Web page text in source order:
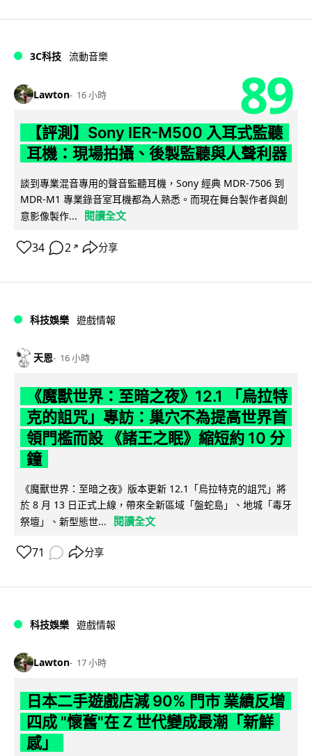
3C科技 流動音樂
Lawton 16 小時 89
【評測】Sony IER-M500 入耳式監聽
耳機：現場拍攝、後製監聽與人聲利器
談到專業混音專用的聲音監聽耳機，Sony 經典 MDR-7506 到
MDR-M1 專業錄音室耳機都為人熟悉。而現在舞台製作者與創
意影像製作...
閱讀全文
34 2 ↗ 分享
科技娛樂 遊戲情報
天恩 16 小時
《魔獸世界：至暗之夜》12.1 「烏拉特
克的詛咒」專訪：巢穴不為提高世界首
領門檻而設 《諸王之眠》縮短約 10 分
鐘
《魔獸世界：至暗之夜》版本更新 12.1「烏拉特克的詛咒」將
於 8 月 13 日正式上線，帶來全新區域「盤蛇島」、地城「毒牙
祭壇」、新型態世...
閱讀全文
71 分享
科技娛樂 遊戲情報
Lawton 17 小時
日本二手遊戲店減 90% 門市 業績反增
四成 "懷舊"在 Z 世代變成最潮「新鮮
感」